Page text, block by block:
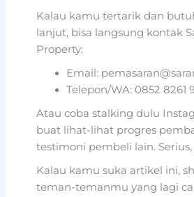
Kalau kamu tertarik dan
lanjut, bisa langsung kontak
Property:
Email:
Telepon/WA: 0852 8261
Atau coba stalking dulu
buat lihat-lihat progres
testimoni pembeli lain.
Kalau kamu suka artikel ini,
teman-temanmu yang lagi